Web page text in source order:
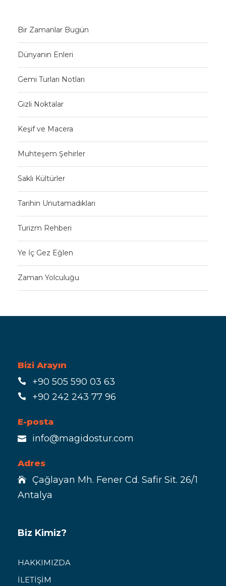
Bir Zamanlar Bugün
Dünyanın Enleri
Gemi Turları Notları
Gizli Noktalar
Keşif ve Macera
Muhteşem Şehirler
Saklı Kültürler
Tarihin Unutamadıkları
Turizm Rehberi
Ye İç Gez Eğlen
Zaman Yolculuğu
Bizi Arayın
+90 505 590 03 63
+90 242 243 77 96
E-posta
info@magidostur.com
Adres
Çağlayan Mh. Fener Cd. Safir Sit. 26/1
Antalya
Biz Kimiz?
HAKKIMIZDA
İLETİŞİM